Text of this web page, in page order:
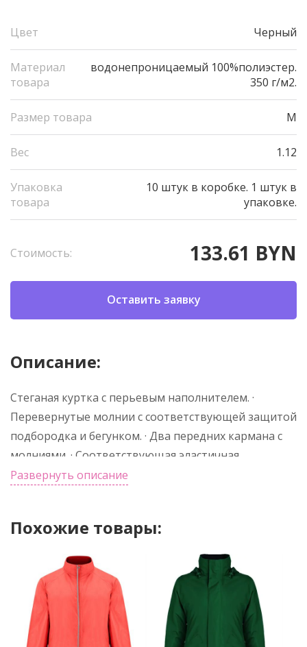
Цвет Черный
Материал
товара
водонепроницаемый 100%полиэстер.
350 г/м2.
Размер товара M
Вес 1.12
Упаковка
товара
10 штук в коробке. 1 штук в
упаковке.
Стоимость: 133.61 BYN
Оставить заявку
Описание:
Стеганая куртка с перьевым наполнителем. ·
Перевернутые молнии с соответствующей защитой
подбородка и бегунком. · Два передних кармана с
молниями. · Соответствующая эластичная
окантовка на манжетах и подоле. · Контрастная
полиэстер, эффект перьев. 290 г/м². Легкое и
складное изделие. *Съемная этикетка.
*Водонепроницаемый. *Ветрозащитный.
*Концепция Duo. РАЗМЕРЫ Взрослые:: S · M· L · XL ·
2XL · 3XL
Развернуть описание
Похожие товары: